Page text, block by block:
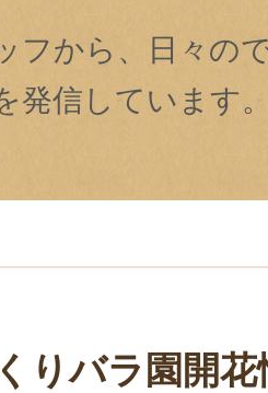
フから、日々の
発信しています
りバラ園開花